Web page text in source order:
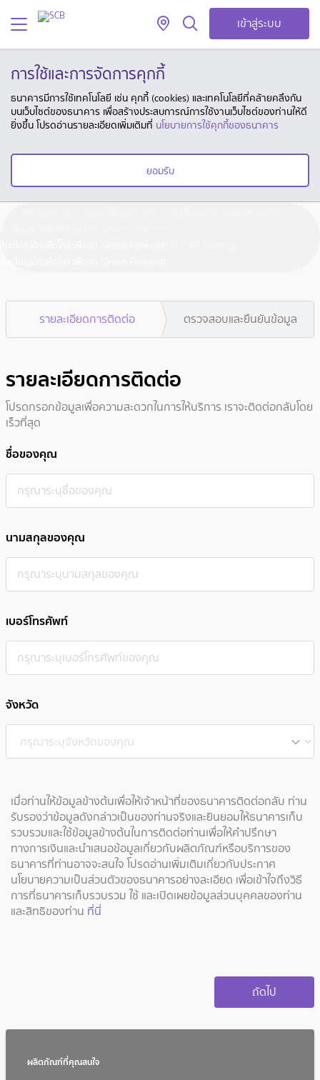
เข้าสู่ระบบ
การใช้และการจัดการคุกกี้
ธนาคารมีการใช้เทคโนโลยี เช่น คุกกี้ (cookies) และเทคโนโลยีที่คล้ายคลึงกัน
บนเว็บไซต์ของธนาคาร เพื่อสร้างประสบการณ์การใช้งานเว็บไซต์ของท่านให้ดี
ยิ่งขึ้น โปรดอ่านรายละเอียดเพิ่มเติมที่ นโยบายการใช้คุกกี้ของธนาคาร
ยอมรับ
รายละเอียดการติดต่อ ตรวจสอบและยืนยันข้อมูล
รายละเอียดการติดต่อ
โปรดกรอกข้อมูลเพื่อความสะดวกในการให้บริการ เราจะติดต่อกลับโดย
เร็วที่สุด
ชื่อของคุณ
นามสกุลของคุณ
เบอร์โทรศัพท์
จังหวัด
เมื่อท่านให้ข้อมูลข้างต้นเพื่อให้เจ้าหน้าที่ของธนาคารติดต่อกลับ ท่าน
รับรองว่าข้อมูลดังกล่าวเป็นของท่านจริงและยินยอมให้ธนาคารเก็บ
รวบรวมและใช้ข้อมูลข้างต้นในการติดต่อท่านเพื่อให้คำปรึกษา
ทางการเงินและนำเสนอข้อมูลเกี่ยวกับผลิตภัณฑ์หรือบริการของ
ธนาคารที่ท่านอาจจะสนใจ โปรดอ่านเพิ่มเติมเกี่ยวกับประกาศ
นโยบายความเป็นส่วนตัวของธนาคารอย่างละเอียด เพื่อเข้าใจถึงวิธี
การที่ธนาคารเก็บรวบรวม ใช้ และเปิดเผยข้อมูลส่วนบุคคลของท่าน
และสิทธิของท่าน ที่นี่
ผลิตภัณฑ์ที่คุณสนใจ